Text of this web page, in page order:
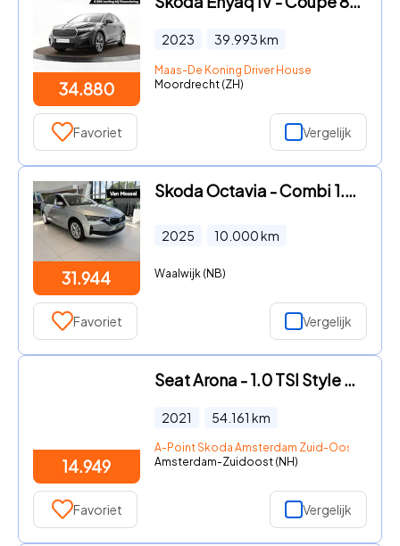
34.880
2023 39.993km
Maas-De Koning Driver House
Moordrecht (ZH)
Favoriet Vergelijk
31.944
Skoda Octavia - Combi 1.5 TSI MHEV First Edition 115 PK | Automaat | LED Kop
2025 10.000km
Waalwijk (NB)
Favoriet Vergelijk
14.949
Seat Arona - 1.0 TSI Style 95pk | Airconditioning | 16 inch Lichtmetalen
2021 54.161 km
A-Point Skoda Amsterdam Zuid-Oost
Amsterdam-Zuidoost (NH)
Favoriet Vergelijk